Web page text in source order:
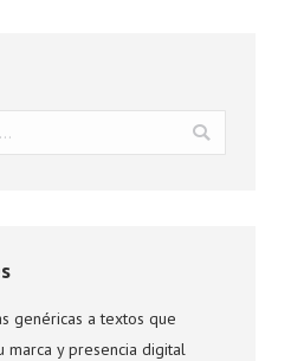
genéricas a textos que
marca y presencia digital